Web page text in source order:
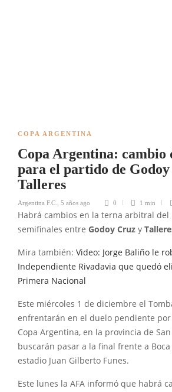
COPA ARGENTINA
Copa Argentina: cambio
para el partido de
Talleres
Argentina F.C. 5 años ago 0 1 min
Habrá cambios en la terna arbitral del
semifinales entre Godoy Cruz y
Mira también: Video: Jorge Baliño le
Independiente Rivadavia que quedó
Primera Nacional
Este miércoles 1 de diciembre el
enfrentarán en el duelo pendiente
Copa Argentina, en la provincia de
buscarán pasar a la final frente a
estadio Juan Gilberto Funes.
Este lunes la AFA informó que habrá